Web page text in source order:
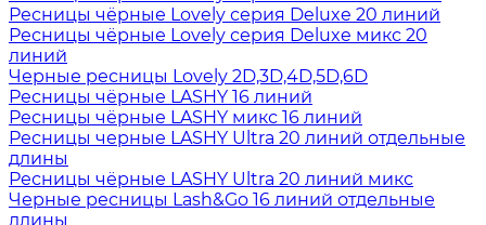
Ресницы чёрные Lovely серия Deluxe 20 линий
Ресницы чёрные Lovely серия Deluxe микс 20
линий
Черные ресницы Lovely 2D,3D,4D,5D,6D
Ресницы чёрные LASHY 16 линий
Ресницы чёрные LASHY микс 16 линий
Ресницы черные LASHY Ultra 20 линий отдельные
длины
Ресницы чёрные LASHY Ultra 20 линий микс
Черные ресницы Lash&Go 16 линий отдельные
длины